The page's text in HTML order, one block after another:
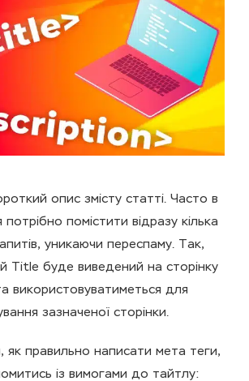
опис змісту статті. Часто в
помістити відразу кілька
уникаючи переспаму. Так,
Title буде виведений на сторінку
використовуватиметься для
зазначеної сторінки.
як правильно написати мета теги,
із вимогами до тайтлу: